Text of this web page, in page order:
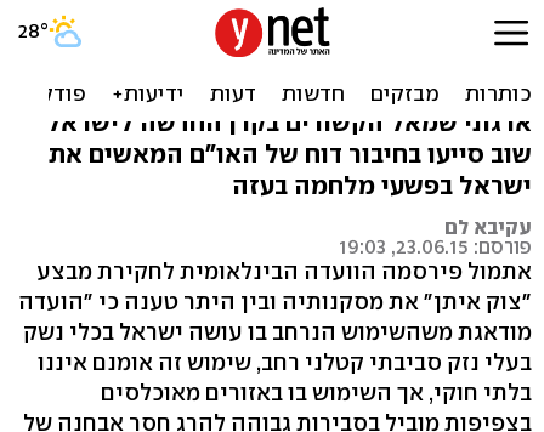
דו"ח של האו"ם: ישראלים נגד
ארגוני שמאל הקשורים בקרן החדשה לישראל
שוב סייעו בחיבור דוח של האו"ם המאשים את
ישראל בפשעי מלחמה בעזה
עקיבא לם
פורסם: 23.06.15, 19:03
אתמול פירסמה הוועדה הבינלאומית לחקירת מבצע
"צוק איתן" את מסקנותיה ובין היתר טענה כי "הועדה
מודאגת משהשימוש הנרחב בו עושה ישראל בכלי נשק
בעלי נזק סביבתי קטלני רחב, שימוש זה אומנם איננו
בלתי חוקי, אך השימוש בו באזורים מאוכלסים
בצפיפות מוביל בסבירות גבוהה להרג חסר אבחנה של